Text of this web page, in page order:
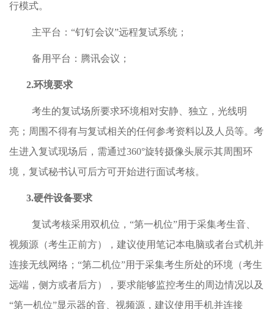
行模式。
主平台：“钉钉会议”远程复试系统；
备用平台：腾讯会议；
2.环境要求
考生的复试场所要求环境相对安静、独立，光线明
亮；周围不得有与复试相关的任何参考资料以及人员等。考
生进入复试现场后，需通过360°旋转摄像头展示其周围环
境，复试秘书认可后方可开始进行面试考核。
3.硬件设备要求
复试考核采用双机位， “第一机位”用于采集考生音、
视频源（考生正前方），建议使用笔记本电脑或者台式机并
连接无线网络； “第二机位”用于采集考生所处的环境（考生
远端，侧方或者后方），要求能够监控考生的周边情况以及
“第一机位”显示器的音、视频源，建议使用手机并连接